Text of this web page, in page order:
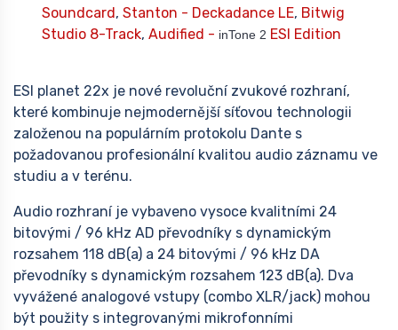
Soundcard , Stanton - Deckadance LE, Bitwig
Studio 8-Track, Audified - inTone 2 ESI Edition
ESI planet 22x je nové revoluční zvukové rozhraní,
které kombinuje nejmodernější síťovou technologii
založenou na populárním protokolu Dante s
požadovanou profesionální kvalitou audio záznamu ve
studiu a v terénu.
Audio rozhraní je vybaveno vysoce kvalitními 24
bitovými / 96 kHz AD převodníky s dynamickým
rozsahem 118 dB(a) a 24 bitovými / 96 kHz DA
převodníky s dynamickým rozsahem 123 dB(a). Dva
vyvážené analogové vstupy (combo XLR/jack) mohou
být použity s integrovanými mikrofonními